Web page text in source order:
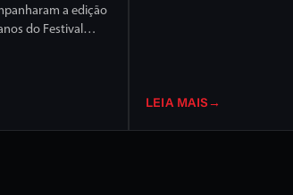
a edição
do Festival
LEIA MAIS →